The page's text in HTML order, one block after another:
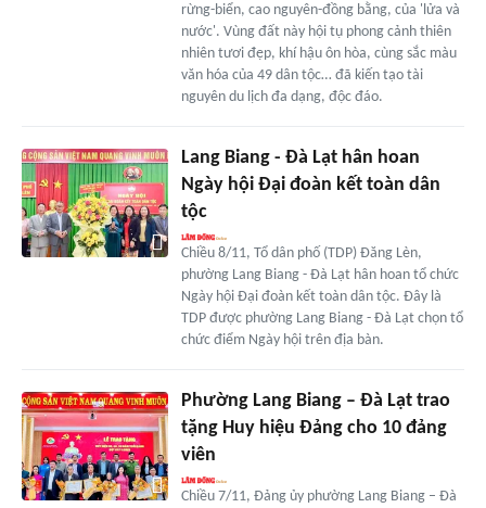
rừng-biển, cao nguyên-đồng bằng, của 'lửa và
nước'. Vùng đất này hội tụ phong cảnh thiên
nhiên tươi đẹp, khí hậu ôn hòa, cùng sắc màu
văn hóa của 49 dân tộc… đã kiến tạo tài
nguyên du lịch đa dạng, độc đáo.
Lang Biang - Đà Lạt hân hoan
Ngày hội Đại đoàn kết toàn dân
tộc
Chiều 8/11, Tổ dân phố (TDP) Đăng Lèn,
phường Lang Biang - Đà Lạt hân hoan tổ chức
Ngày hội Đại đoàn kết toàn dân tộc. Đây là
TDP được phường Lang Biang - Đà Lạt chọn tổ
chức điểm Ngày hội trên địa bàn.
Phường Lang Biang – Đà Lạt trao
tặng Huy hiệu Đảng cho 10 đảng
viên
Chiều 7/11, Đảng ủy phường Lang Biang – Đà